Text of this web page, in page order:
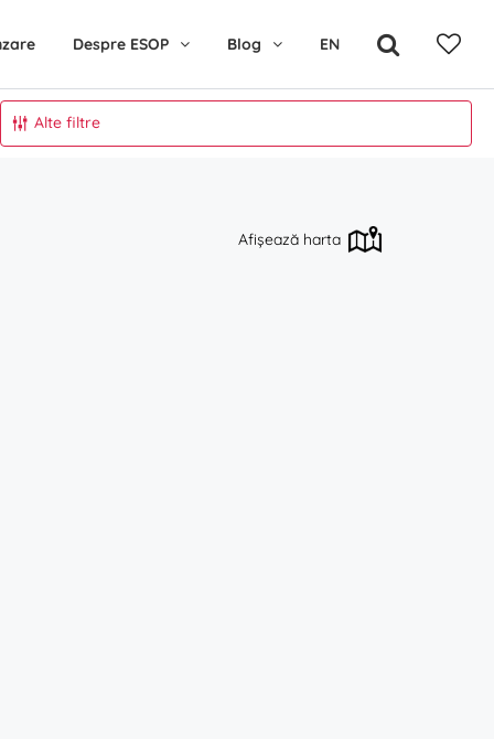
Despre ESOP Blog EN
Alte filtre
Afișează harta